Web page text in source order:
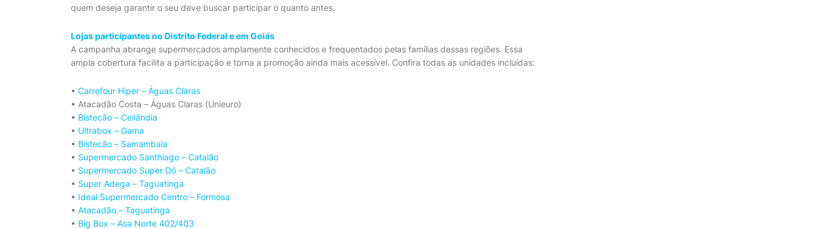
quem deseja garantir o seu deve buscar participar o quanto antes.
Lojas participantes no Distrito Federal e em Goiás
A campanha abrange supermercados amplamente conhecidos e frequentados pelas famílias dessas regiões. Essa
ampla cobertura facilita a participação e torna a promoção ainda mais acessível. Confira todas as unidades incluídas:
• Carrefour Hiper – Águas Claras
• Atacadão Costa – Águas Claras (Unieuro)
• Bistecão – Ceilândia
• Ultrabox – Gama
• Bistecão – Samambaia
• Supermercado Santhiago – Catalão
• Supermercado Super Dó – Catalão
• Super Adega – Taguatinga
• Ideal Supermercado Centro – Formosa
• Atacadão – Taguatinga
• Big Box – Asa Norte 402/403